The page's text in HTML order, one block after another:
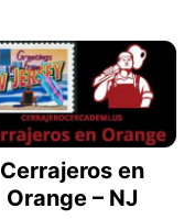
Cerrajeros en
Orange – NJ